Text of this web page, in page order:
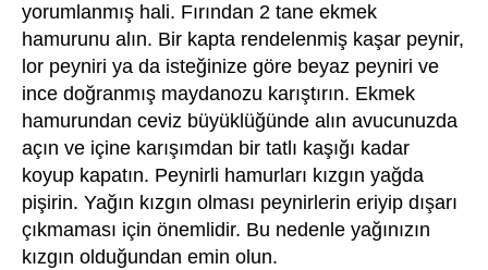
yorumlanmış hali. Fırından 2 tane ekmek
hamurunu alın. Bir kapta rendelenmiş kaşar peynir,
lor peyniri ya da isteğinize göre beyaz peyniri ve
ince doğranmış maydanozu karıştırın. Ekmek
hamurundan ceviz büyüklüğünde alın avucunuzda
açın ve içine karışımdan bir tatlı kaşığı kadar
koyup kapatın. Peynirli hamurları kızgın yağda
pişirin. Yağın kızgın olması peynirlerin eriyip dışarı
çıkmaması için önemlidir. Bu nedenle yağınızın
kızgın olduğundan emin olun.